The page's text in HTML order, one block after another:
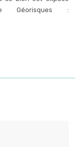
Géorisques :